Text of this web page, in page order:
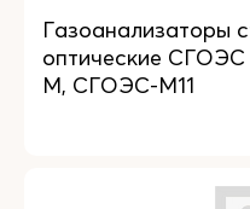
Газоанализаторы
оптические
М, СГОЭС-М11